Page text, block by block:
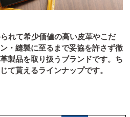
れて希少価値の高い皮革やこだ
・縫製に至るまで妥協を許さず徹
製品を取り扱うブランドです。ち
て貰えるラインナップです。